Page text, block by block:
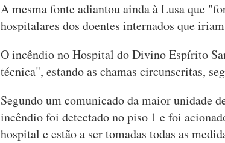
A mesma fonte adiantou ainda à Lusa que
hospitalares dos doentes internados que
O incêndio no Hospital do Divino Espírito
técnica", estando as chamas circunscritas,
Segundo um comunicado da maior unidade
incêndio foi detectado no piso 1 e foi
hospital e estão a ser tomadas todas as